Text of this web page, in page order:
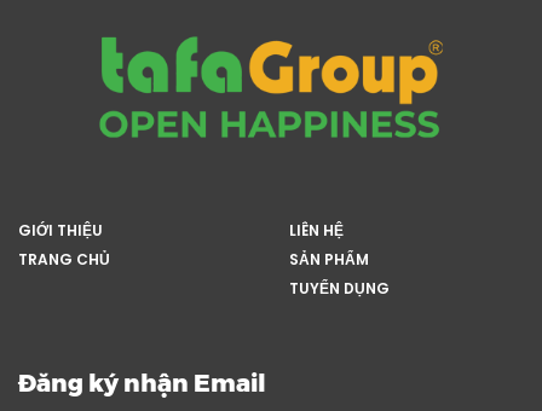
GIỚI THIỆU
TRANG CHỦ
LIÊN HỆ
SẢN PHẨM
TUYỂN DỤNG
Đăng ký nhận Email